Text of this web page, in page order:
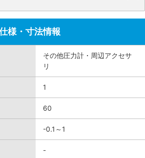
様・寸法情報
その他圧力計・周辺アクセサ
リ
1
60
-0.1～1
-